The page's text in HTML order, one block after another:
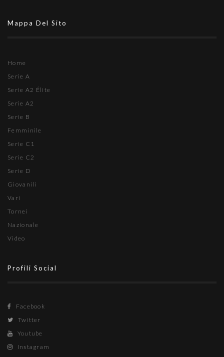
Mappa Del Sito
Home
Serie A
Serie A2 Élite
Serie A2
Serie B
Femminile
Serie C1
Serie C2
Serie D
Giovanili
Vari
Tornei
Nazionale
Video
Profili Social
Facebook
Twitter
Youtube
Instagram